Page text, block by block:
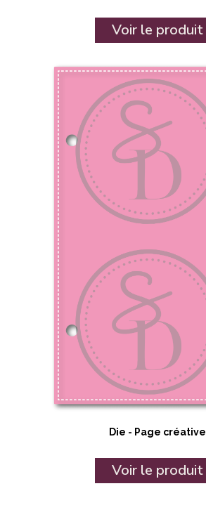
Voir le produit
Die - Page créative
Voir le produit